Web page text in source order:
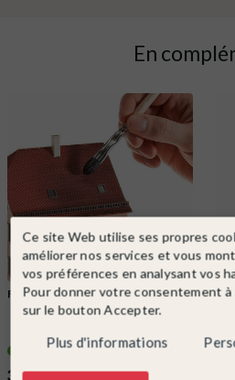
En
FALLER
Ref. 170695
Set à patiner-FALLER 170695
En stock !
37,99 €
Ce site Web utilise ses propres
améliorer nos services et vous
vos préférences en analysant vos
Pour donner votre consentement
sur le bouton Accepter.
Plus d'informations